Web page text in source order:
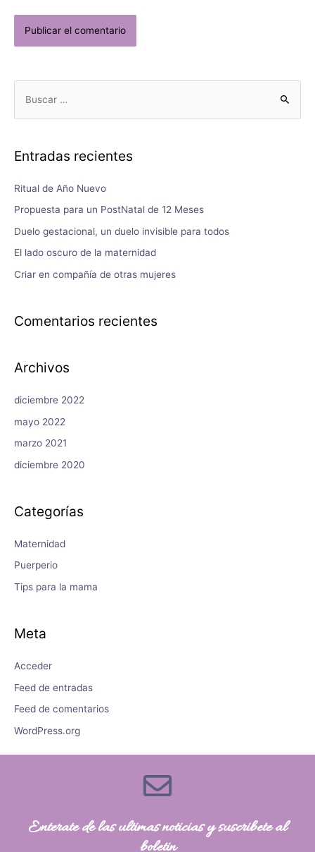
Entradas recientes
Ritual de Año Nuevo
Propuesta para un PostNatal de 12 Meses
Duelo gestacional, un duelo invisible para todos
El lado oscuro de la maternidad
Criar en compañía de otras mujeres
Comentarios recientes
Archivos
diciembre 2022
mayo 2022
marzo 2021
diciembre 2020
Categorías
Maternidad
Puerperio
Tips para la mama
Meta
Acceder
Feed de entradas
Feed de comentarios
WordPress.org
Enterate de las ultimas noticias y suscribete al
boletin